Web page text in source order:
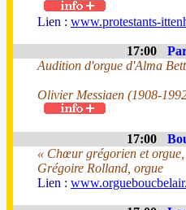
Lien : www.protestants-
17:00
Audition d'orgue d'Alma
Olivier Messiaen (1908-
17:00
« Chœur grégorien et orgue,
Grégoire Rolland, orgue
Lien :